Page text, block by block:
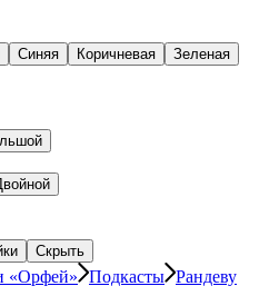
Синяя Коричневая Зеленая
Скрыть
«Орфей» Подкасты Рандеву